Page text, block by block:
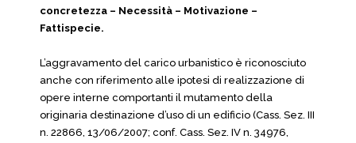
concretezza – Necessità – Motivazione –
Fattispecie.
L’aggravamento del carico urbanistico è riconosciuto
anche con riferimento alle ipotesi di realizzazione di
opere interne comportanti il mutamento della
originaria destinazione d’uso di un edificio (Cass. Sez. III
n. 22866, 13/06/2007; conf. Cass. Sez. IV n. 34976,